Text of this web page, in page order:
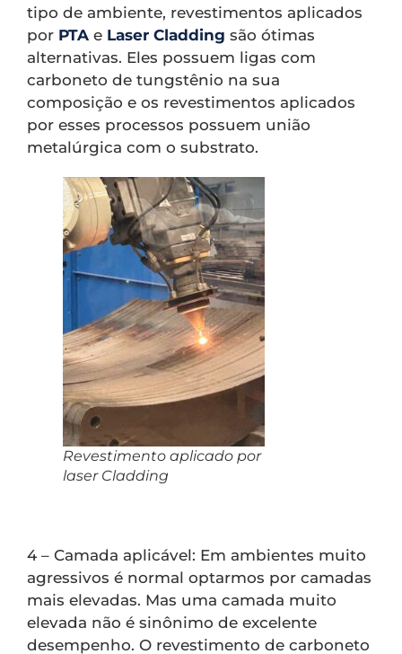
tipo de ambiente, revestimentos aplicados
por PTA e Laser Cladding são ótimas
alternativas. Eles possuem ligas com
carboneto de tungstênio na sua
composição e os revestimentos aplicados
por esses processos possuem união
metalúrgica com o substrato.
Revestimento aplicado por
laser Cladding
4 – Camada aplicável: Em ambientes muito
agressivos é normal optarmos por camadas
mais elevadas. Mas uma camada muito
elevada não é sinônimo de excelente
desempenho. O revestimento de carboneto